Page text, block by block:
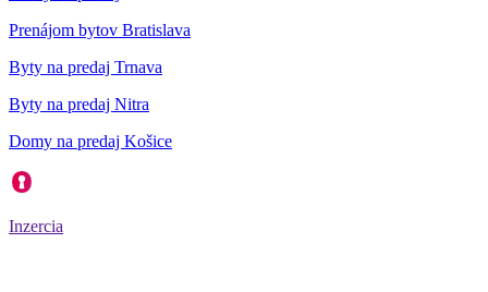
Prenájom bytov Bratislava
Byty na predaj Trnava
Byty na predaj Nitra
Domy na predaj Košice
Inzercia